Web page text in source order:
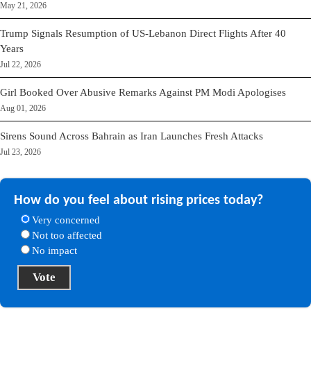
May 21, 2026
Trump Signals Resumption of US-Lebanon Direct Flights After 40
Years
Jul 22, 2026
Girl Booked Over Abusive Remarks Against PM Modi Apologises
Aug 01, 2026
Sirens Sound Across Bahrain as Iran Launches Fresh Attacks
Jul 23, 2026
How do you feel about rising prices today?
Very concerned
Not too affected
No impact